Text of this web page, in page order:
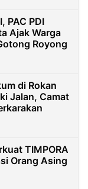
PAC PDI
Ajak Warga
Royong
di Rokan
Jalan, Camat
TIMPORA
Orang Asing